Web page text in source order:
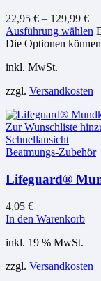
22,95 € – 129,99 €
Ausführung wählen
Die Optionen
inkl. MwSt.
zzgl. Versandkosten
Zur Wunschliste
Schnellansicht
Beatmungs-Zubehör
Lifeguard®
4,05 €
In den Warenkorb
inkl. 19 % MwSt.
zzgl. Versandkosten